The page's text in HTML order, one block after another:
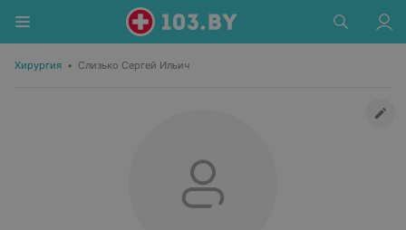
Хирургия • Слизько Сергей Ильич